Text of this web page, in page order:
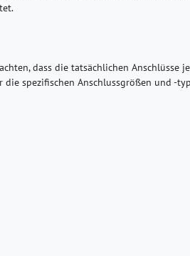
dass die tatsächlichen Anschlüsse
die spezifischen Anschlussgrößen und -